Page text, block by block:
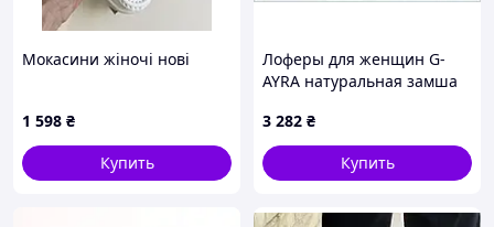
Мокасини жіночі нові
1 598 ₴
Купить
Лоферы для женщин G-
AYRA натуральная замша
3 282 ₴
Купить